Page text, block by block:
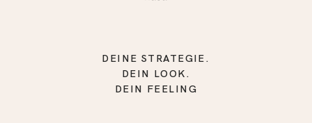
DEINE STRATEGIE.
DEIN LOOK.
DEIN FEELING